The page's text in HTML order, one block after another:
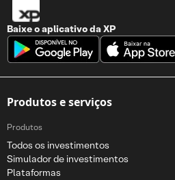
Baixe o aplicativo daXP
Produtos e serviços
Produtos
Todos os investimentos
Simulador de investimentos
Plataformas